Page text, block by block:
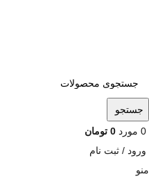
جستجو
0 مورد 0 تومان
ورود / ثبت نام
منو